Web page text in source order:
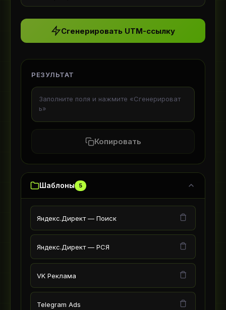
Сгенерировать UTM-ссылку
РЕЗУЛЬТАТ
Заполните поля и нажмите «Сгенерироват
ь»
Копировать
Шаблоны 5
Яндекс.Директ — Поиск
Яндекс.Директ — РСЯ
VK Реклама
Telegram Ads